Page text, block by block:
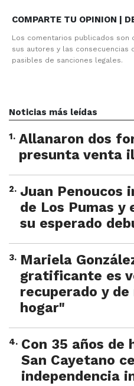
COMPARTE TU OPINION |
Los comentarios publicados son
sus autores y las
pasibles de sanciones legales.
Noticias más leídas
1. Allanaron dos
presunta venta
2. Juan Penoucos
de Los Pumas y
su esperado
3. Mariela
gratificante es
recuperado y de
hogar"
4. Con 35 años
San Cayetano
independencia